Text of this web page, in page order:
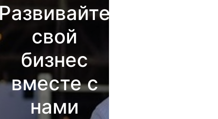
свой
бизнес
вместе с
нами